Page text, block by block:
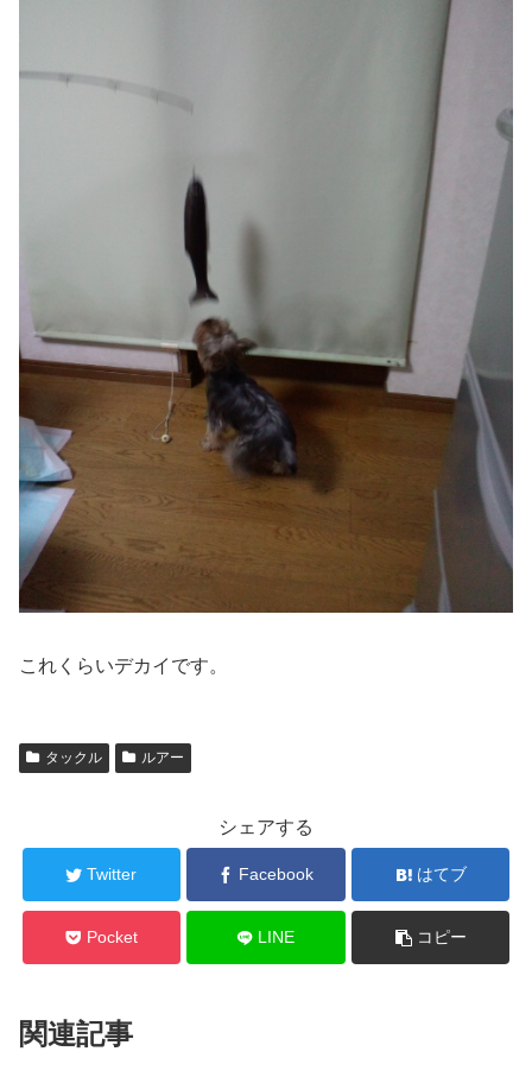
これくらいデカイです。
タックル ルアー
シェアする
Twitter Facebook はてブ
Pocket LINE コピー
関連記事